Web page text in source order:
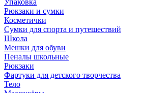
Упаковка
Рюкзаки и сумки
Косметички
Сумки для спорта и путешествий
Школа
Мешки для обуви
Пеналы школьные
Рюкзаки
Фартуки для детского творчества
Тело